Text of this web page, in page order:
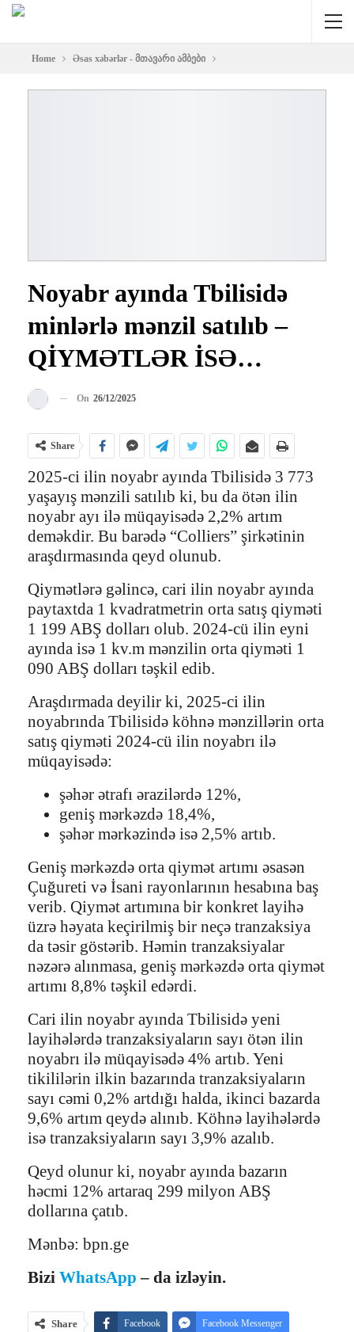
Home Əsas xəbərlər - მთავარი ამბები
Noyabr ayında Tbilisidə
minlərlə mənzil satılıb –
QİYMƏTLƏR İSƏ…
On 26/12/2025
Share
2025-ci ilin noyabr ayında Tbilisidə 3 773
yaşayış mənzili satılıb ki, bu da ötən ilin
noyabr ayı ilə müqayisədə 2,2% artım
deməkdir. Bu barədə “Colliers” şirkətinin
araşdırmasında qeyd olunub.
Qiymətlərə gəlincə, cari ilin noyabr ayında
paytaxtda 1 kvadratmetrin orta satış qiyməti
1 199 ABŞ dolları olub. 2024-cü ilin eyni
ayında isə 1 kv.m mənzilin orta qiyməti 1
090 ABŞ dolları təşkil edib.
Araşdırmada deyilir ki, 2025-ci ilin
noyabrında Tbilisidə köhnə mənzillərin orta
satış qiyməti 2024-cü ilin noyabrı ilə
müqayisədə:
şəhər ətrafı ərazilərdə 12%,
geniş mərkəzdə 18,4%,
şəhər mərkəzində isə 2,5% artıb.
Geniş mərkəzdə orta qiymət artımı əsasən
Çuğureti və İsani rayonlarının hesabına baş
verib. Qiymət artımına bir konkret layihə
üzrə həyata keçirilmiş bir neçə tranzaksiya
da təsir göstərib. Həmin tranzaksiyalar
nəzərə alınmasa, geniş mərkəzdə orta qiymət
artımı 8,8% təşkil edərdi.
Cari ilin noyabr ayında Tbilisidə yeni
layihələrdə tranzaksiyaların sayı ötən ilin
noyabrı ilə müqayisədə 4% artıb. Yeni
tikililərin ilkin bazarında tranzaksiyaların
sayı cəmi 0,2% artdığı halda, ikinci bazarda
9,6% artım qeydə alınıb. Köhnə layihələrdə
isə tranzaksiyaların sayı 3,9% azalıb.
Qeyd olunur ki, noyabr ayında bazarın
həcmi 12% artaraq 299 milyon ABŞ
dollarına çatıb.
Mənbə: bpn.ge
Bizi WhatsApp – da izləyin.
Share Facebook Facebook Messenger